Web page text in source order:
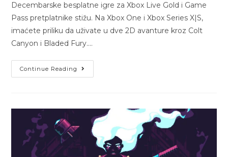
Decembarske besplatne igre za Xbox Live Gold i Game
Pass pretplatnike stižu. Na Xbox One i Xbox Series X|S,
imaćete priliku da uživate u dve 2D avanture kroz Colt
Canyon i Bladed Fury.…
Continue Reading